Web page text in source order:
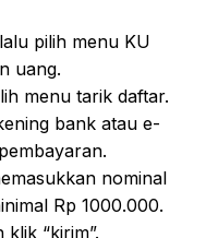
pilih menu KU
uang.
menu tarik daftar.
bank atau e-
nominal
Rp 1000.000.
“kirim”.